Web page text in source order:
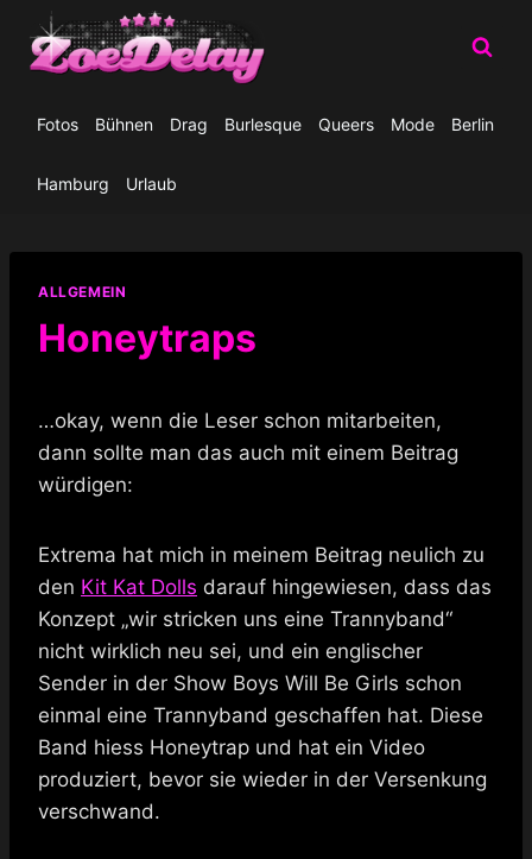
Inhalt
springen
Fotos Bühnen Drag Burlesque Queers Mode Berlin
Hamburg Urlaub
ALLGEMEIN
Honeytraps
…okay, wenn die Leser schon mitarbeiten,
dann sollte man das auch mit einem Beitrag
würdigen:
Extrema hat mich in meinem Beitrag neulich zu
den Kit Kat Dolls darauf hingewiesen, dass das
Konzept „wir stricken uns eine Trannyband“
nicht wirklich neu sei, und ein englischer
Sender in der Show Boys Will Be Girls schon
einmal eine Trannyband geschaffen hat. Diese
Band hiess Honeytrap und hat ein Video
produziert, bevor sie wieder in der Versenkung
verschwand.